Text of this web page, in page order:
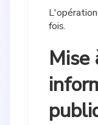
fois.
Mise